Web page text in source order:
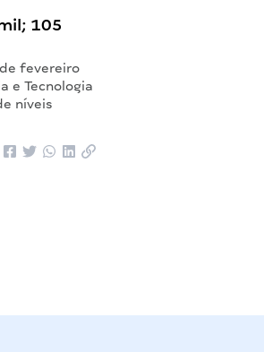
105
fevereiro
e Tecnologia
níveis